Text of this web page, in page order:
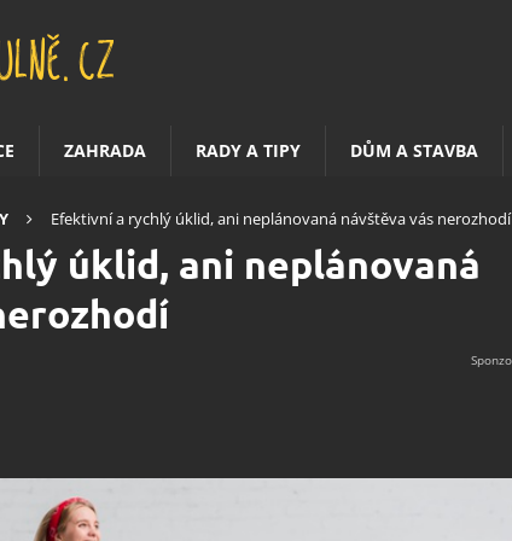
ZAHRADA RADY A TIPY DŮM A STAVBA
Efektivní a rychlý úklid, ani neplánovaná návštěva vás nerozhodí
úklid, ani neplánovaná